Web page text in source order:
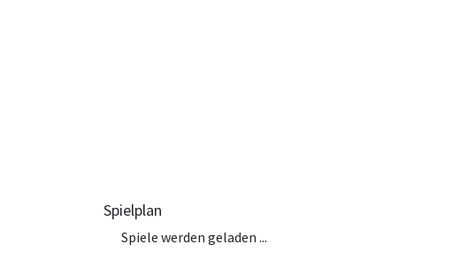
Spielplan
Spiele werden geladen ...